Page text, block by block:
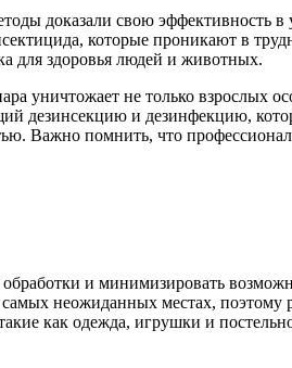
доказали свою эффективность в
которые проникают в
для здоровья людей и животных.
уничтожает не только взрослых
дезинсекцию и дезинфекцию,
Важно помнить, что
и минимизировать
неожиданных местах, поэтому
как одежда, игрушки и